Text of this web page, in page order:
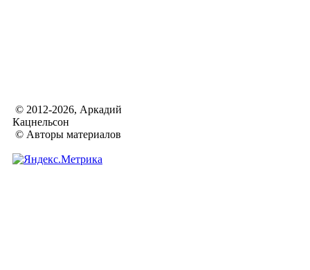
© 2012-2026, Аркадий
Кацнельсон
© Авторы материалов